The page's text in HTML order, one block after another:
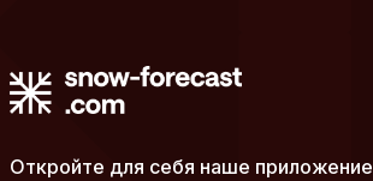
Откройте для себя наше приложение